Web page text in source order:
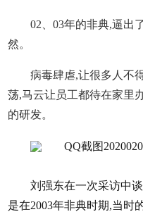
02、03年的非典,逼出
然。
病毒肆虐,让很多人不
荡,马云让员工都待在家里
的研发。
刘强东在一次采访中
是在2003年非典时期,当时